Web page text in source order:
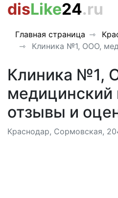
disLike24.ru
Главная страница
Клиника №1, ООО,
Клиника №1,
медицинский
отзывы и
Краснодар, Сормовская,